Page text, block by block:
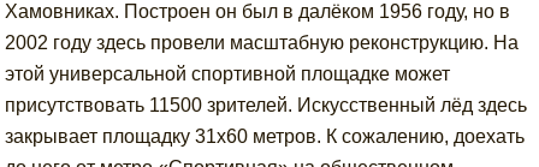
Хамовниках. Построен он был в далёком 1956 году, но в
2002 году здесь провели масштабную реконструкцию. На
этой универсальной спортивной площадке может
присутствовать 11500 зрителей. Искусственный лёд здесь
закрывает площадку 31х60 метров. К сожалению, доехать